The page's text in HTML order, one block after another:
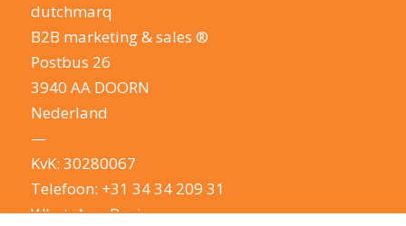
dutchmarq
B2B marketing & sales ®
Postbus 26
3940 AA DOORN
Nederland
—
KvK: 30280067
Telefoon: +31 34 34 209 31
WhatsApp Business